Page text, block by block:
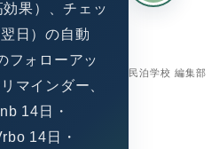
民泊学校 編集部
果）、チェッ
日）の自動
フォローアッ
マインダー、
14日・
14日・